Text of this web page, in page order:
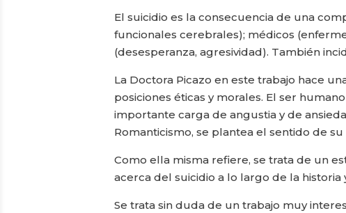
El suicidio es la consecuencia de una
funcionales cerebrales); médicos
(desesperanza, agresividad). También
La Doctora Picazo en este trabajo hace
posiciones éticas y morales. El ser
importante carga de angustia y de
Romanticismo, se plantea el sentido de
Como ella misma refiere, se trata de un
acerca del suicidio a lo largo de la
Se trata sin duda de un trabajo muy